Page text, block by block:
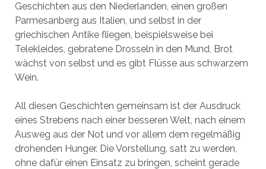
Geschichten aus den Niederlanden, einen großen
Parmesanberg aus Italien, und selbst in der
griechischen Antike fliegen, beispielsweise bei
Telekleides, gebratene Drosseln in den Mund, Brot
wächst von selbst und es gibt Flüsse aus schwarzem
Wein.
All diesen Geschichten gemeinsam ist der Ausdruck
eines Strebens nach einer besseren Welt, nach einem
Ausweg aus der Not und vor allem dem regelmäßig
drohenden Hunger. Die Vorstellung, satt zu werden,
ohne dafür einen Einsatz zu bringen, scheint gerade